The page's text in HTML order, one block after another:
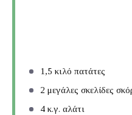
1 ,5 κιλό πατάτες
2 μεγάλες σκελίδες
4 κ.γ. αλάτι